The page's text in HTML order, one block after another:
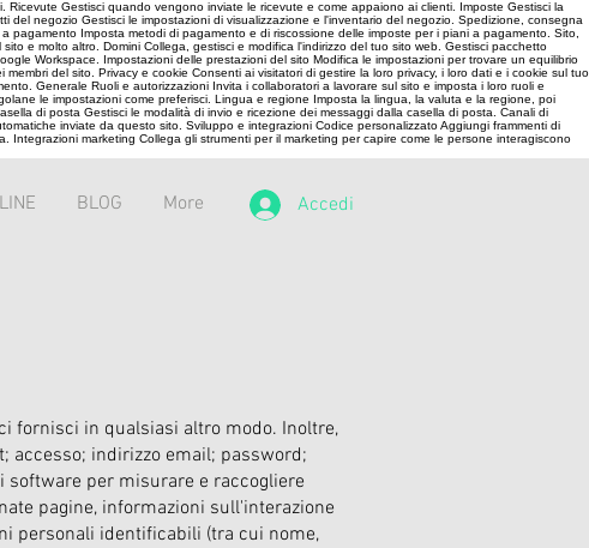
Gestisci quando vengono inviate le ricevute e come appaiono ai clienti. Imposte Gestisci la
negozio Gestisci le impostazioni di visualizzazione e l'inventario del negozio. Spedizione, consegna
Imposta metodi di pagamento e di riscossione delle imposte per i piani a pagamento. Sito,
e molto altro. Domini Collega, gestisci e modifica l'indirizzo del tuo sito web. Gestisci pacchetto
Workspace. Impostazioni delle prestazioni del sito Modifica le impostazioni per trovare un equilibrio
del sito. Privacy e cookie Consenti ai visitatori di gestire la loro privacy, i loro dati e i cookie sul tuo
Generale Ruoli e autorizzazioni Invita i collaboratori a lavorare sul sito e imposta i loro ruoli e
le impostazioni come preferisci. Lingua e regione Imposta la lingua, la valuta e la regione, poi
di posta Gestisci le modalità di invio e ricezione dei messaggi dalla casella di posta. Canali di
inviate da questo sito. Sviluppo e integrazioni Codice personalizzato Aggiungi frammenti di
marketing Collega gli strumenti per il marketing per capire come le persone interagiscono
BLOG More Accedi
fornisci in qualsiasi altro modo. Inoltre,
accesso; indirizzo email; password;
per misurare e raccogliere
pagine, informazioni sull'interazione
personali identificabili (tra cui nome,